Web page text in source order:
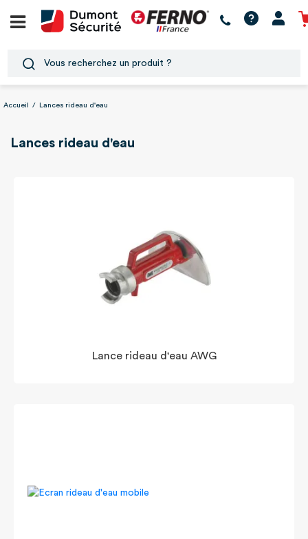
Accueil / Lances rideau d'eau
Lances rideau d'eau
Lance rideau d'eau AWG